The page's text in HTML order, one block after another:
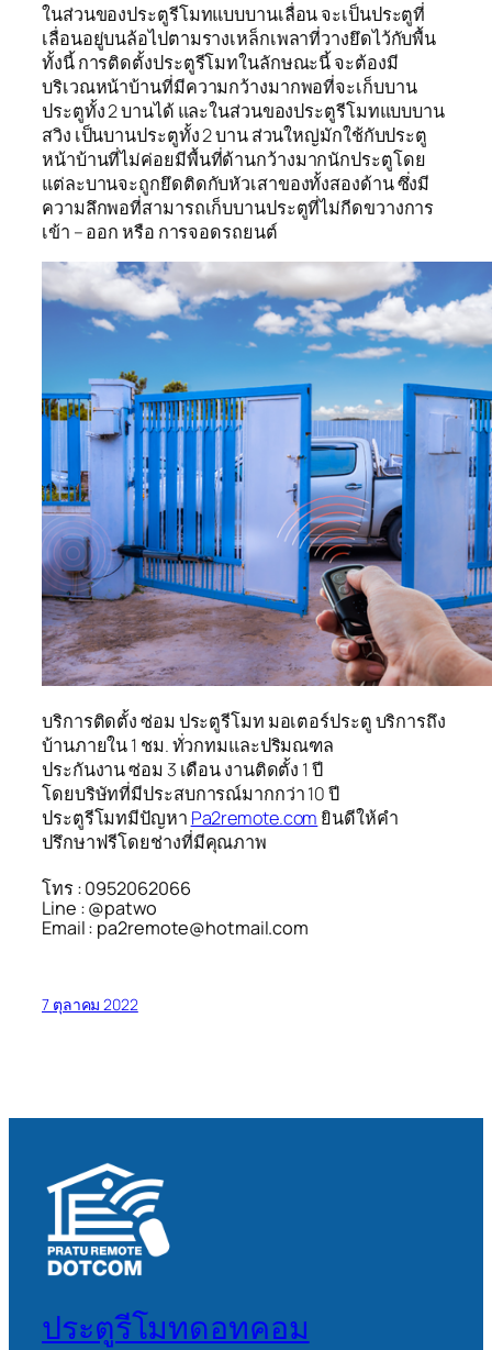
ในส่วนของประตูรีโมทแบบบานเลื่อน จะเป็นประตูที่
เลื่อนอยู่บนล้อไปตามรางเหล็กเพลาที่วางยึดไว้กับพื้น
ทั้งนี้ การติดตั้งประตูรีโมทในลักษณะนี้ จะต้องมี
บริเวณหน้าบ้านที่มีความกว้างมากพอที่จะเก็บบาน
ประตูทั้ง 2 บานได้ และในส่วนของประตูรีโมทแบบบาน
สวิง เป็นบานประตูทั้ง 2 บาน ส่วนใหญ่มักใช้กับประตู
หน้าบ้านที่ไม่ค่อยมีพื้นที่ด้านกว้างมากนักประตูโดย
แต่ละบานจะถูกยึดติดกับหัวเสาของทั้งสองด้าน ซึ่งมี
ความลึกพอที่สามารถเก็บบานประตูที่ไม่กีดขวางการ
เข้า – ออก หรือ การจอดรถยนต์
บริการติดตั้ง ซ่อม ประตูรีโมท มอเตอร์ประตู บริการถึง
บ้านภายใน 1 ชม. ทั่วกทมและปริมณฑล
ประกันงาน ซ่อม 3 เดือน งานติดตั้ง 1 ปี
โดยบริษัทที่มีประสบการณ์มากกว่า 10 ปี
ประตูรีโมทมีปัญหา Pa2remote.com ยินดีให้คำ
ปรึกษาฟรีโดยช่างที่มีคุณภาพ
โทร : 0952062066
Line : @patwo
Email : pa2remote@hotmail.com
7 ตุลาคม 2022
ประตูรีโมทดอทคอม